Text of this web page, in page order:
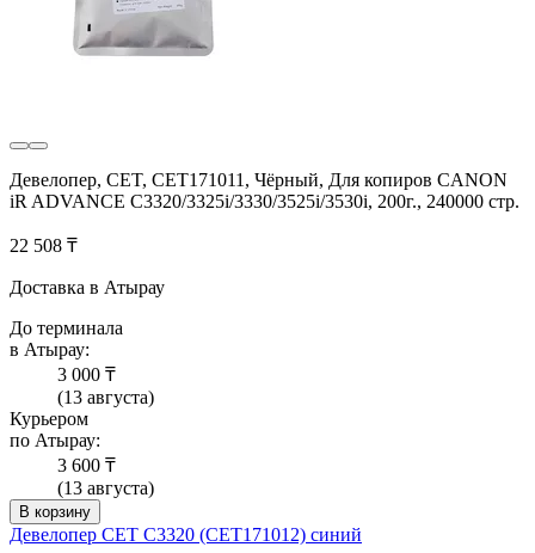
Девелопер, CET, CET171011, Чёрный, Для копиров CANON
iR ADVANCE C3320/3325i/3330/3525i/3530i, 200г., 240000 стр.
22 508 ₸
Доставка в Атырау
До терминала
в Атырау:
3 000 ₸
(13 августа)
Курьером
по Атырау:
3 600 ₸
(13 августа)
В корзину
Девелопер CET C3320 (CET171012) синий